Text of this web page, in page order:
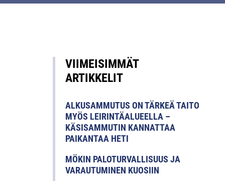
VIIMEISIMMÄT
ARTIKKELIT
ALKUSAMMUTUS ON TÄRKEÄ TAITO
MYÖS LEIRINTÄALUEELLA –
KÄSISAMMUTIN KANNATTAA
PAIKANTAA HETI
MÖKIN PALOTURVALLISUUS JA
VARAUTUMINEN KUOSIIN